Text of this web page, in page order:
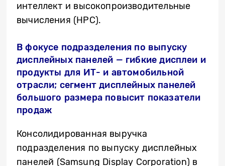
интеллект и высокопроизводительные
вычисления (HPC).
В фокусе подразделения по выпуску
дисплейных панелей — гибкие дисплеи и
продукты для ИТ- и автомобильной
отрасли; сегмент дисплейных панелей
большого размера повысит показатели
продаж
Консолидированная выручка
подразделения по выпуску дисплейных
панелей (Samsung Display Corporation) в